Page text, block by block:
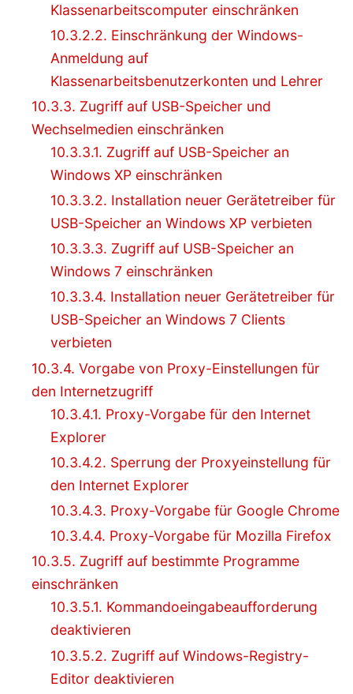
Klassenarbeitscomputer einschränken
10.3.2.2. Einschränkung der Windows-
Anmeldung auf
Klassenarbeitsbenutzerkonten und Lehrer
10.3.3. Zugriff auf USB-Speicher und
Wechselmedien einschränken
10.3.3.1. Zugriff auf USB-Speicher an
Windows XP einschränken
10.3.3.2. Installation neuer Gerätetreiber für
USB-Speicher an Windows XP verbieten
10.3.3.3. Zugriff auf USB-Speicher an
Windows 7 einschränken
10.3.3.4. Installation neuer Gerätetreiber für
USB-Speicher an Windows 7 Clients
verbieten
10.3.4. Vorgabe von Proxy-Einstellungen für
den Internetzugriff
10.3.4.1. Proxy-Vorgabe für den Internet
Explorer
10.3.4.2. Sperrung der Proxyeinstellung für
den Internet Explorer
10.3.4.3. Proxy-Vorgabe für Google Chrome
10.3.4.4. Proxy-Vorgabe für Mozilla Firefox
10.3.5. Zugriff auf bestimmte Programme
einschränken
10.3.5.1. Kommandoeingabeaufforderung
deaktivieren
10.3.5.2. Zugriff auf Windows-Registry-
Editor deaktivieren